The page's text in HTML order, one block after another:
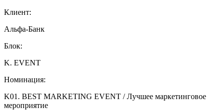
Клиент:
Альфа-Банк
Блок:
K. EVENT
Номинация:
K01. BEST MARKETING EVENT / Лучшее маркетинговое
мероприятие